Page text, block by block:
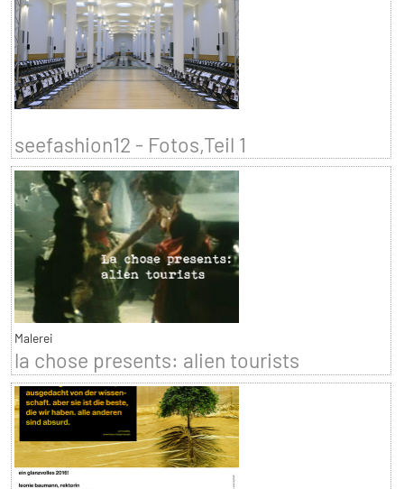
seefashion12 - Fotos,Teil 1
Malerei
la chose presents: alien tourists